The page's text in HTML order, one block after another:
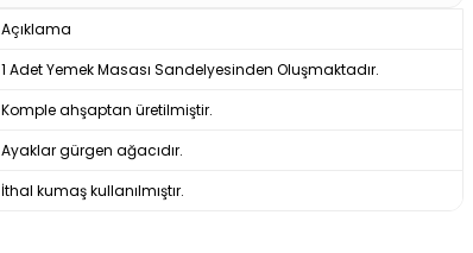
Açıklama
1 Adet Yemek Masası Sandelyesinden Oluşmaktadır.
Komple ahşaptan üretilmiştir.
Ayaklar gürgen ağacıdır.
İthal kumaş kullanılmıştır.